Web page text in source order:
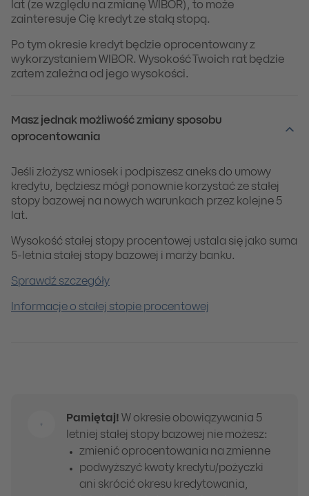
lat (ze względu na zmianę WIBOR), to może
zainteresuje Cię kredyt ze stałą stopą.
Po tym okresie kredyt będzie oprocentowany z
wykorzystaniem WIBOR. Wysokość Twoich rat będzie
zatem zależna od jego wysokości.
Masz jednak możliwość zmiany sposobu
oprocentowania
Jeśli złożysz wniosek i podpiszesz aneks do umowy
kredytu, będziesz mógł ponownie korzystać ze stałej
stopy bazowej na nowych warunkach przez kolejne 5
lat.
Wysokość stałej stopy procentowej ustala się jako suma
5-letnia stałej stopy bazowej i marży banku.
Sprawdź szczegóły
Informacje o stałej stopie procentowej
Pamiętaj! W okresie obowiązywania 5
letniej stałej stopy bazowej nie możesz:
zmienić oprocentowania na zmienne
podwyższyć kwoty kredytu/pożyczki
ani skrócić okresu kredytowania,